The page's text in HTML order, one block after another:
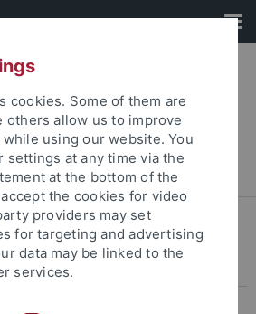
... Sihan A
cookies. Some of them are
others allow us to improve
using our website. You
settings at any time via the
at the bottom of the
the cookies for video
providers may set
for targeting and advertising
data may be linked to the
services.